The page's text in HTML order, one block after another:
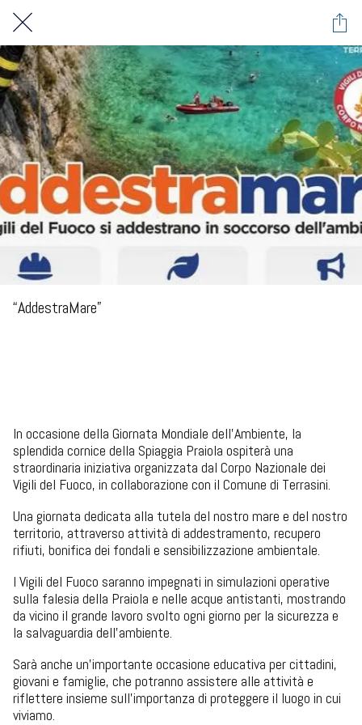
“AddestraMare”
In occasione della Giornata Mondiale dell’Ambiente, la
splendida cornice della Spiaggia Praiola ospiterà una
straordinaria iniziativa organizzata dal Corpo Nazionale dei
Vigili del Fuoco, in collaborazione con il Comune di Terrasini.
Una giornata dedicata alla tutela del nostro mare e del nostro
territorio, attraverso attività di addestramento, recupero
rifiuti, bonifica dei fondali e sensibilizzazione ambientale.
I Vigili del Fuoco saranno impegnati in simulazioni operative
sulla falesia della Praiola e nelle acque antistanti, mostrando
da vicino il grande lavoro svolto ogni giorno per la sicurezza e
la salvaguardia dell’ambiente.
Sarà anche un’importante occasione educativa per cittadini,
giovani e famiglie, che potranno assistere alle attività e
riflettere insieme sull’importanza di proteggere il luogo in cui
viviamo.